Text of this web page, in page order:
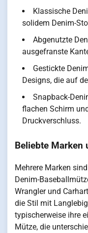
Klassische
solidem Denim-
Abgenutzte
ausgefranste
Gestickte
Designs, die auf
Snapback-
flachen Schirm
Druckverschluss.
Beliebte Marken
Mehrere Marken
Denim-
Wrangler und
die Stil mit
typischerweise ihre
Mütze, die